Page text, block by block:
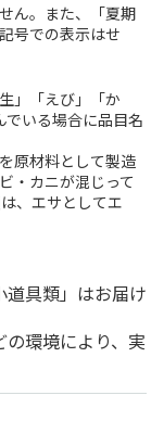
ん。また、「夏期
号での表示はせ
」「えび」「か
でいる場合に品目名
原材料として製造
・カニが混じって
、エサとしてエ
具類」はお届け
環境により、実